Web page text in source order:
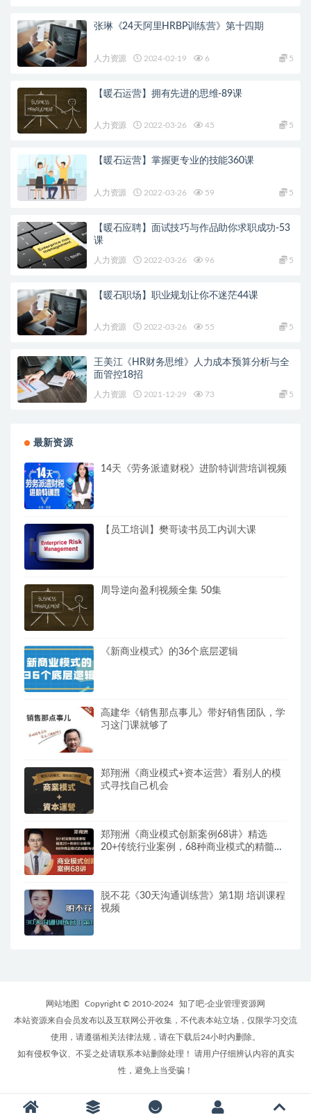
张琳《24天阿里HRBP训练营》第十四期
人力资源 2024-02-19 6 5
【暖石运营】拥有先进的思维-89课
人力资源 2022-03-26 45 5
【暖石运营】掌握更专业的技能360课
人力资源 2022-03-26 59 5
【暖石应聘】面试技巧与作品助你求职成功-53
课
人力资源 2022-03-26 96 5
【暖石职场】职业规划让你不迷茫44课
人力资源 2022-03-26 55 5
王美江《HR财务思维》人力成本预算分析与全
面管控18招
人力资源 2021-12-29 73 5
最新资源
14天《劳务派遣财税》进阶特训营培训视频
【员工培训】樊哥读书员工内训大课
周导逆向盈利视频全集 50集
《新商业模式》的36个底层逻辑
高建华《销售那点事儿》带好销售团队，学
习这门课就够了
郑翔洲《商业模式+资本运营》看别人的模
式寻找自己机会
郑翔洲《商业模式创新案例68讲》精选
20+传统行业案例，68种商业模式的精髓与
脱不花《30天沟通训练营》第1期 培训课程
视频
网站地图 Copyright © 2010-2024
知了吧-企业管理资源网
本站资源来自会员发布以及互联网公开收集，不代表本站立场，仅限学习交流
使用，请遵循相关法律法规，请在下载后24小时内删除。
如有侵权争议、不妥之处请联系本站删除处理！ 请用户仔细辨认内容的真实
性，避免上当受骗！